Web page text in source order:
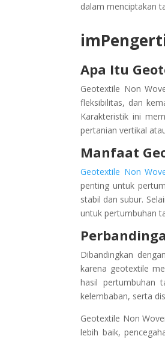
dalam menciptakan
Apa Itu
Geotextile Non
fleksibilitas, dan
Karakteristik ini
pertanian vertikal
Manfaat
Geotextile Non
penting untuk
stabil dan subur.
untuk pertumbuhan
Dibandingkan
karena geotextile
hasil pertumbuhan
kelembaban, serta
Geotextile Non
lebih baik,